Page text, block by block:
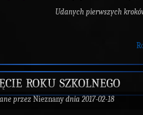
Udanych pierwszych
roku szkolnego
przez Nieznanydnia 2017-02-18